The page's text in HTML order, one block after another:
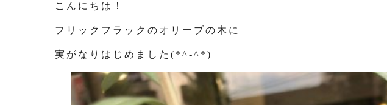
こんにちは！
フリックフラックのオリーブの木に
実がなりはじめました(*^-^*)